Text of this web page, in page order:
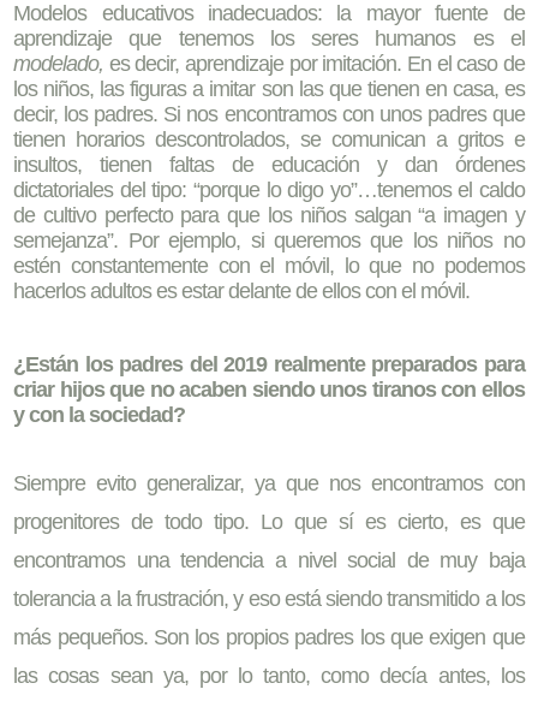
Modelos educativos inadecuados: la mayor fuente de
aprendizaje que tenemos los seres humanos es el
modelado, es decir, aprendizaje por imitación. En el caso de
los niños, las figuras a imitar son las que tienen en casa, es
decir, los padres. Si nos encontramos con unos padres que
tienen horarios descontrolados, se comunican a gritos e
insultos, tienen faltas de educación y dan órdenes
dictatoriales del tipo: “porque lo digo yo”…tenemos el caldo
de cultivo perfecto para que los niños salgan “a imagen y
semejanza”. Por ejemplo, si queremos que los niños no
estén constantemente con el móvil, lo que no podemos
hacerlos adultos es estar delante de ellos con el móvil.
¿Están los padres del 2019 realmente preparados para
criar hijos que no acaben siendo unos tiranos con ellos
y con la sociedad?
Siempre evito generalizar, ya que nos encontramos con
progenitores de todo tipo. Lo que sí es cierto, es que
encontramos una tendencia a nivel social de muy baja
tolerancia a la frustración, y eso está siendo transmitido a los
más pequeños. Son los propios padres los que exigen que
las cosas sean ya, por lo tanto, como decía antes, los